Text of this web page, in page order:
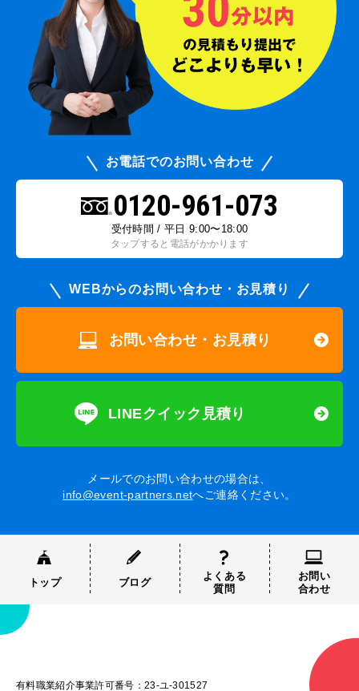
お電話でのお問い合わせ
0120-961-073
受付時間 / 平日 9:00〜18:00
タップすると電話がかかります
WEBからのお問い合わせ・お見積り
お問い合わせ・お見積り
LINEクイック見積り
メールでのお問い合わせの場合は、
info@event-partners.netへご連絡ください。
トップ ブログ
よくある
質問
お問い
合わせ
有料職業紹介事業許可番号：23-ユ-301527